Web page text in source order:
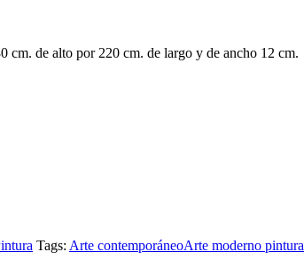
cm. de alto por 220 cm. de largo y de ancho 12 cm.
Tags: Arte contemporáneoArte moderno pintura